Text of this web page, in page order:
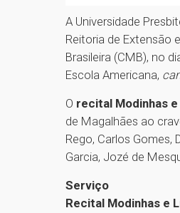
A Universidade
Reitoria de Extensão
Brasileira (CMB), no
Escola Americana,
O recital Modinhas
de Magalhães ao
Rego, Carlos Gomes,
Garcia, Jozé de
Serviço
Recital Modinhas e